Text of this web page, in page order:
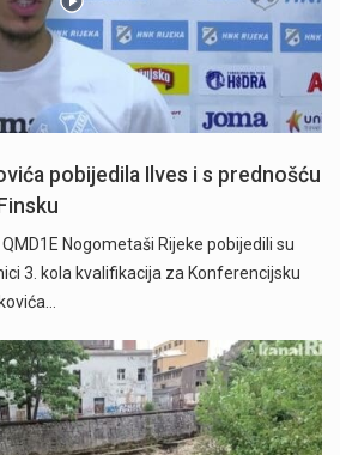
pobijedila Ilves i s prednošću
Nogometaši Rijeke pobijedili su
3. kola kvalifikacija za Konferencijsku